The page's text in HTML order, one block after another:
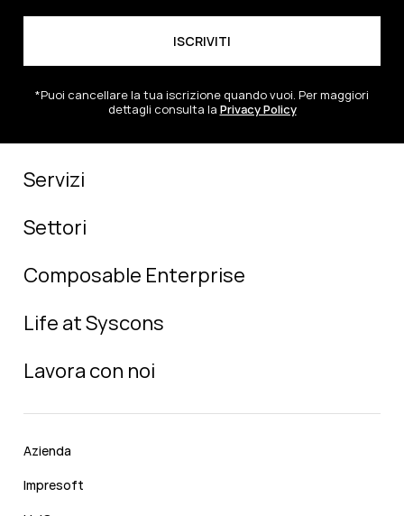
*Puoi cancellare la tua iscrizione quando vuoi. Per maggiori
dettagli consulta la Privacy Policy
Servizi
Settori
Composable Enterprise
Life at Syscons
Lavora con noi
Azienda
Impresoft